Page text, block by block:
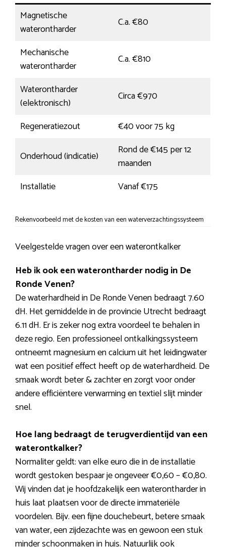
Magnetische
waterontharder
C.a. €80
Mechanische
waterontharder
C.a. €810
Waterontharder
(elektronisch)
Circa €970
Regeneratiezout
€40 voor 75 kg
Onderhoud (indicatie)
Rond de €145 per 12
maanden
Installatie
Vanaf €175
Rekenvoorbeeld met de kosten van een waterverzachtingssysteem
Veelgestelde vragen over een waterontkalker
Heb ik ook een waterontharder nodig in De
Ronde Venen?
De waterhardheid in De Ronde Venen bedraagt 7.60
dH. Het gemiddelde in de provincie Utrecht bedraagt
6.11 dH. Er is zeker nog extra voordeel te behalen in
deze regio. Een professioneel ontkalkingssysteem
ontneemt magnesium en calcium uit het leidingwater
wat een positief effect heeft op de waterhardheid. De
smaak wordt beter & zachter en zorgt voor onder
andere efficiëntere verwarming en textiel slijt minder
snel.
Hoe lang bedraagt de terugverdientijd van een
waterontkalker?
Normaliter geldt: van elke euro die in de installatie
wordt gestoken bespaar je ongeveer €0,60 – €0,80.
Wij vinden dat je hoofdzakelijk een waterontharder in
huis laat plaatsen voor de directe immateriële
voordelen. Bijv. een fijne douchebeurt, betere smaak
van water, een zijdezachte was en gewoon een stuk